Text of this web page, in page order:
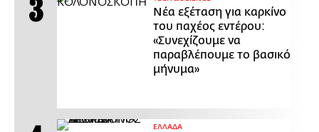
Νέα εξέταση για καρκίνο
του παχέος εντέρου:
«Συνεχίζουμε να
παραβλέπουμε το βασικό
μήνυμα»
ΕΛΛΑΔΑ